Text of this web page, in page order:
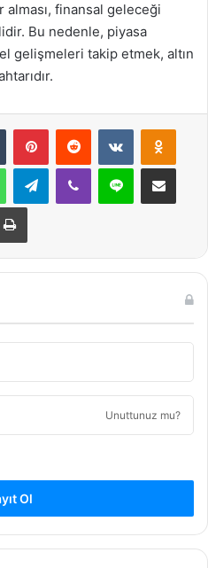
finansal geleceği
Bu nedenle, piyasa
gelişmeleri takip etmek, altın
Tumblr PinterestReddit VKontakte
WhatsAppTelegramViber Line E-Posta ile
Yazdır
Unuttunuz mu?
Ol